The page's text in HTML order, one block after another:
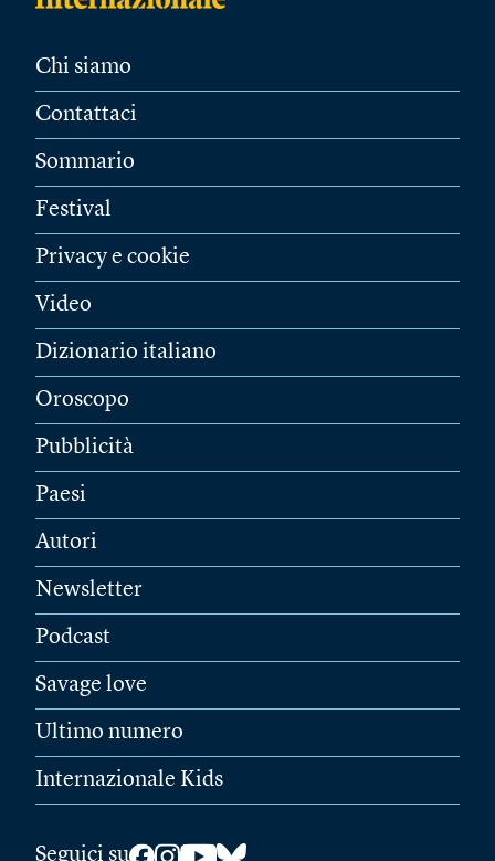
Chi siamo
Contattaci
Sommario
Festival
Privacy e cookie
Video
Dizionario italiano
Oroscopo
Pubblicità
Paesi
Autori
Newsletter
Podcast
Savage love
Ultimo numero
Internazionale Kids
Seguici su